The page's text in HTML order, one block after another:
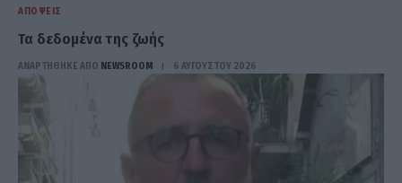
ΑΠΌΨΕΙΣ
Τα δεδομένα της ζωής
ΑΝΑΡΤΗΘΗΚΕ ΑΠΟ NEWSROOM 6 ΑΥΓΟΎΣΤΟΥ 2026